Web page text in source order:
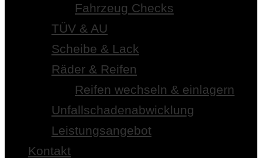
Fahrzeug Checks
TÜV & AU
Scheibe & Lack
Räder & Reifen
Reifen wechseln & einlagern
Unfallschadenabwicklung
Leistungsangebot
Kontakt